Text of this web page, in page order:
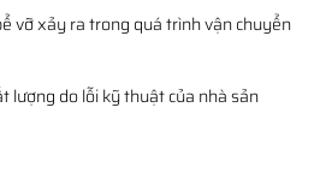
vỡ xảy ra trong quá trình vận chuyển
lượng do lỗi kỹ thuật của nhà sản